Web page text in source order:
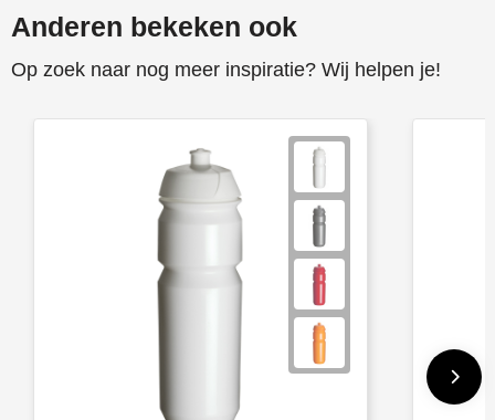
Anderen bekeken ook
Op zoek naar nog meer inspiratie? Wij helpen je!